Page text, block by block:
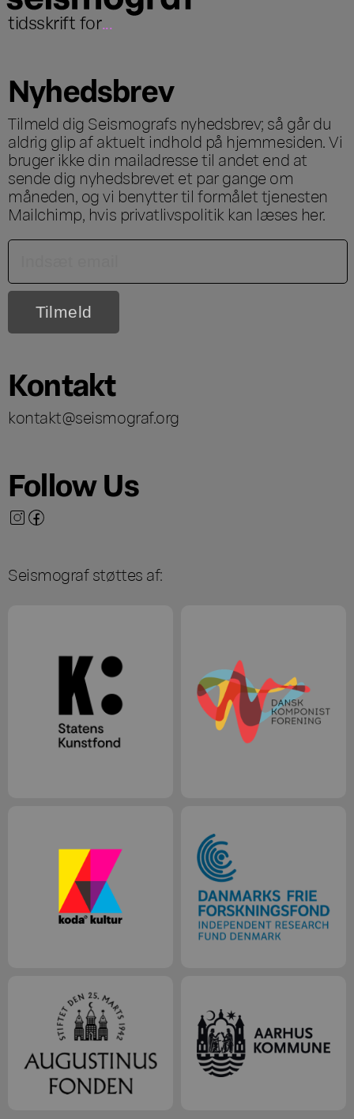
tidsskrift for...
Nyhedsbrev
Tilmeld dig Seismografs nyhedsbrev; så går du
aldrig glip af aktuelt indhold på hjemmesiden. Vi
bruger ikke din mailadresse til andet end at
sende dig nyhedsbrevet et par gange om
måneden, og vi benytter til formålet tjenesten
Mailchimp, hvis privatlivspolitik kan læses her.
Kontakt
kontakt@seismograf.org
Follow Us
Seismograf støttes af: